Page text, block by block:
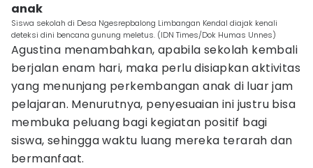
anak
Siswa sekolah di Desa Ngesrepbalong Limbangan Kendal diajak kenali
deteksi dini bencana gunung meletus. (IDN Times/Dok Humas Unnes)
Agustina menambahkan, apabila sekolah kembali
berjalan enam hari, maka perlu disiapkan aktivitas
yang menunjang perkembangan anak di luar jam
pelajaran. Menurutnya, penyesuaian ini justru bisa
membuka peluang bagi kegiatan positif bagi
siswa, sehingga waktu luang mereka terarah dan
bermanfaat.